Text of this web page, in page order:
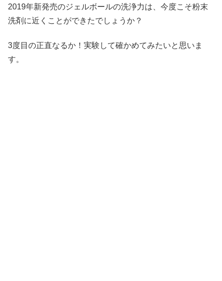
2019年新発売のジェルボールの洗浄力は、今度こそ粉末
洗剤に近くことができたでしょうか？
3度目の正直なるか！実験して確かめてみたいと思いま
す。